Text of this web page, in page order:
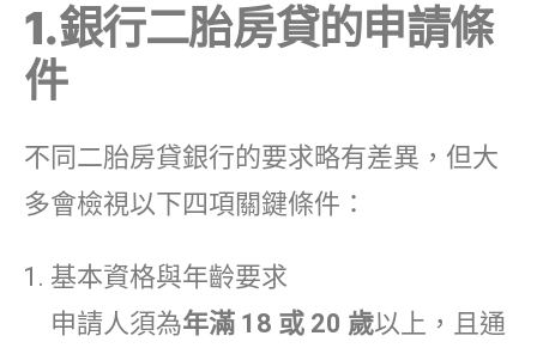
1.銀行二胎房貸的申請條
件
不同二胎房貸銀行的要求略有差異，但大
多會檢視以下四項關鍵條件：
基本資格與年齡要求
申請人須為年滿 18 或 20 歲以上，且通